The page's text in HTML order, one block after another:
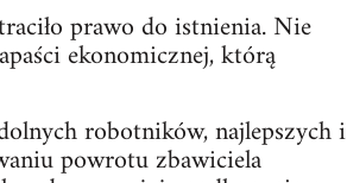
prawo do istnienia. Nie
ekonomicznej, którą
robotników, najlepszych i
powrotu zbawiciela